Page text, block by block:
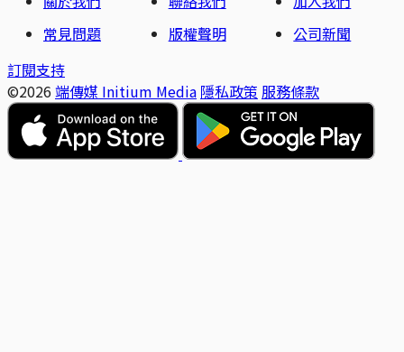
常見問題
版權聲明
公司新聞
訂閱支持
©2026 端傳媒 Initium Media 隱私政策 服務條款